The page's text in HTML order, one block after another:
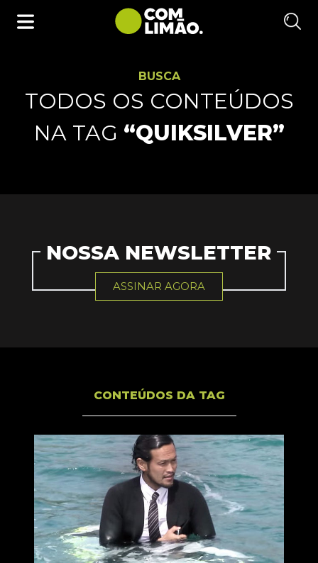
BUSCA
TODOS OS CONTEÚDOS
NA TAG “QUIKSILVER”
NOSSA NEWSLETTER
ASSINAR AGORA
CONTEÚDOS DA TAG